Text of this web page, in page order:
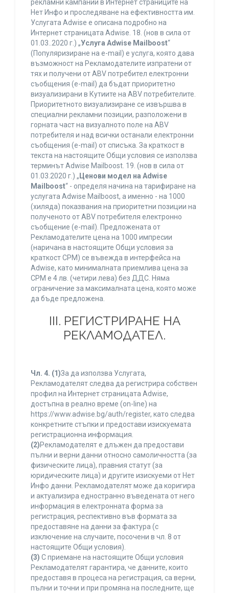
рекламни кампании в Интернет страниците на
Нет Инфо и проследяване на ефективността им.
Услугата Adwise е описана подробно на
Интернет страницата Adwise. 18. (нов в сила от
01.03..2020 г.) „Услуга Adwise Mailboost“
(Популяризиране на e-mail) е услуга, която дава
възможност на Рекламодателите изпратени от
тях и получени от ABV потребител електронни
съобщения (e-mail) да бъдат приоритетно
визуализирани в Кутиите на ABV потребителите.
Приоритетното визуализиране се извършва в
специални рекламни позиции, разположени в
горната част на визуалното поле на ABV
потребителя и над всички останали електронни
съобщения (e-mail) от списъка. За краткост в
текста на настоящите Общи условия се използва
терминът Adwise Mailboost. 19. (нов в сила от
01.03.2020 г.) „ Ценови модел на Adwise
Mailboost“ - определя начина на тарифиране на
услугата Adwise Mailboost, а именно - на 1000
(хиляда) показвания на приоритетни позиции на
полученото от ABV потребителя електронно
съобщение (e-mail). Предложената от
Рекламодателите цена на 1000 импресии
(наричана в настоящите Общи условия за
краткост CPM) се въвежда в интерфейса на
Adwise, като минималната приемлива цена за
CPM е 4 лв. (четири лева) без ДДС. Няма
ограничение за максималната цена, която може
да бъде предложена.
ІІІ. РЕГИСТРИРАНЕ НА
РЕКЛАМОДАТЕЛ.
Чл. 4. (1)За да използва Услугата,
Рекламодателят следва да регистрира собствен
профил на Интернет страницата Adwise,
достъпна в реално време (on-line) на
https://www.adwise.bg/auth/register, като следва
конкретните стъпки и предостави изискуемата
регистрационна информация.
(2)Рекламодателят е длъжен да предостави
пълни и верни данни относно самоличността (за
физическите лица), правния статут (за
юридическите лица) и другите изискуеми от Нет
Инфо данни. Рекламодателят може да коригира
и актуализира едностранно въведената от него
информация в електронната форма за
регистрация, респективно във формата за
предоставяне на данни за фактура (с
изключение на случаите, посочени в чл. 8 от
настоящите Общи условия).
(3) С приемане на настоящите Общи условия
Рекламодателят гарантира, че данните, които
предоставя в процеса на регистрация, са верни,
пълни и точни и при промяна на последните, ще